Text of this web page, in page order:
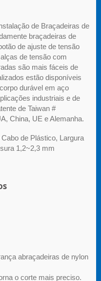
de Braçadeiras de
braçadeiras de
de ajuste de tensão
de tensão com
são mais fáceis de
estão disponíveis
durável em aço
industriais e de
de Taiwan #
China, UE e Alemanha.
de Plástico, Largura
1,2~2,3 mm
abraçadeiras de nylon
o corte mais preciso.